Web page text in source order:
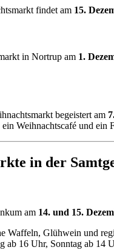
findet am 15.
in Nortrup am 1.
begeistert am
Weihnachtscafé und ein
in der
am 14. und 15.
Waffeln, Glühwein und
ab 16 Uhr, Sonntag ab 14